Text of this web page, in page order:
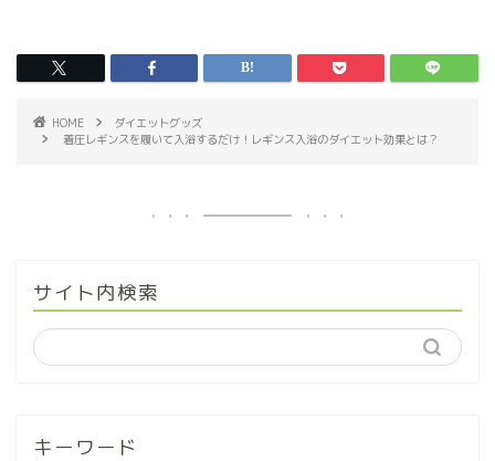
HOME
ダイエットグッズ
着圧レギンスを履いて入浴するだけ！レギンス入浴のダイエット効果とは？
サイト内検索
キーワード